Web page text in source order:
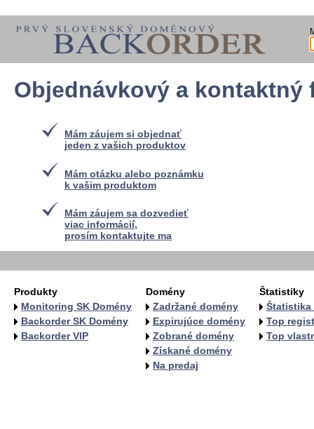
Objednávkový a kontaktný
Mám záujem si objednať
jeden z vašich produktov
Mám otázku alebo poznámku
k vašim produktom
Mám záujem sa dozvedieť
viac informácií,
prosím kontaktujte ma
Produkty
Monitoring SK Domény
Backorder SK Domény
Backorder VIP
Domény
Zadržané domény
Expirujúce domény
Zobrané domény
Získané domény
Na predaj
Štatistiky
Štatistika
Top
Top